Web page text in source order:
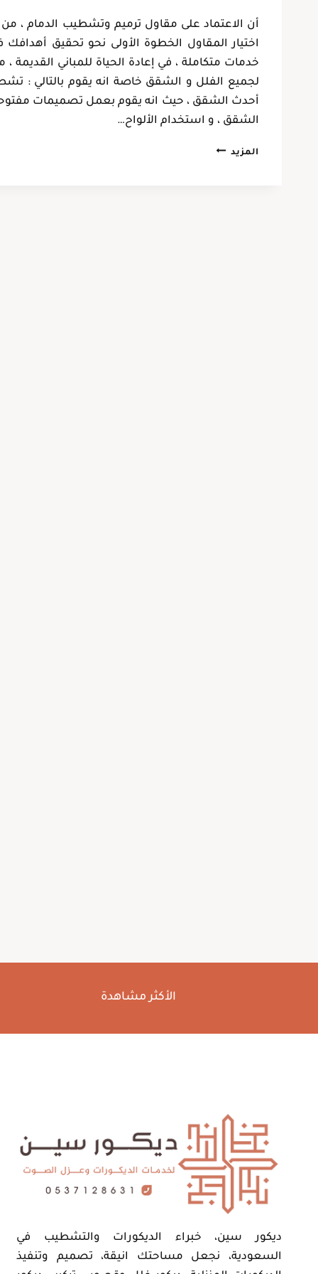
أن الاعتماد على مقاول ترميم وتشطيب الدمام ، من
اختيار المقاول الخطوة الأولى نحو تحقيق أهدافك
خدمات متكاملة ، في إعادة الحياة للمباني
لجميع الفلل و الشقق خاصة انه يقوم بالتالي
أحدث الشقق ، حيث انه يقوم بعمل تصميمات مفتوحة
الشقق ، و استخدام الألواح…
المزيدمقاول
فهد حجازي
الخبر، حي الحزام
الأكثر مشاهدة
ديكور سين، خبراء الديكورات والتشطيب في
السعودية، نجعل مساحتك انيقة، تصميم وتنفيذ